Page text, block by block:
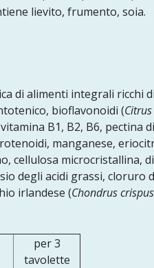
lievito, frumento, soia.
di alimenti integrali ricchi
bioflavonoidi (
B1, B2, B6, pectina
manganese,
cellulosa microcristallina,
degli acidi grassi,
irlandese (Chondrus crispus
per 3
tavolette